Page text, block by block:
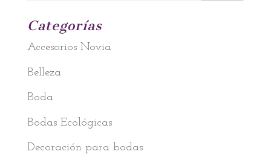
Categorías
Accesorios Novia
Belleza
Boda
Bodas Ecológicas
Decoración para bodas